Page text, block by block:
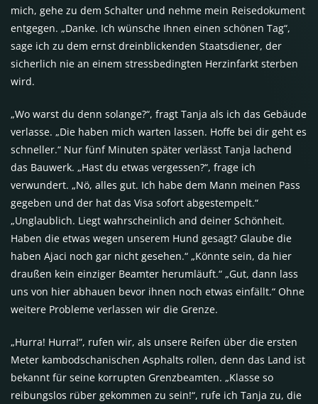
mich, gehe zu dem Schalter und nehme mein Reisedokument
entgegen. „Danke. Ich wünsche Ihnen einen schönen Tag“,
sage ich zu dem ernst dreinblickenden Staatsdiener, der
sicherlich nie an einem stressbedingten Herzinfarkt sterben
wird.
„Wo warst du denn solange?“, fragt Tanja als ich das Gebäude
verlasse. „Die haben mich warten lassen. Hoffe bei dir geht es
schneller.“ Nur fünf Minuten später verlässt Tanja lachend
das Bauwerk. „Hast du etwas vergessen?“, frage ich
verwundert. „Nö, alles gut. Ich habe dem Mann meinen Pass
gegeben und der hat das Visa sofort abgestempelt.“
„Unglaublich. Liegt wahrscheinlich and deiner Schönheit.
Haben die etwas wegen unserem Hund gesagt? Glaube die
haben Ajaci noch gar nicht gesehen.“ „Könnte sein, da hier
draußen kein einziger Beamter herumläuft.“ „Gut, dann lass
uns von hier abhauen bevor ihnen noch etwas einfällt.“ Ohne
weitere Probleme verlassen wir die Grenze.
„Hurra! Hurra!“, rufen wir, als unsere Reifen über die ersten
Meter kambodschanischen Asphalts rollen, denn das Land ist
bekannt für seine korrupten Grenzbeamten. „Klasse so
reibungslos rüber gekommen zu sein!“, rufe ich Tanja zu, die